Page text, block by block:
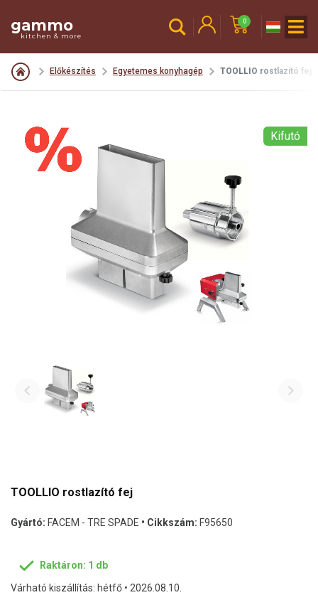
gammo
kitchen & more
0
Előkészítés Egyetemes konyhagép TOOLLIO rostlazító fej
Kifutó
TOOLLIO rostlazító fej
Gyártó: FACEM - TRE SPADE • Cikkszám: F95650
Raktáron: 1 db
Várható kiszállítás: hétfő • 2026.08.10.